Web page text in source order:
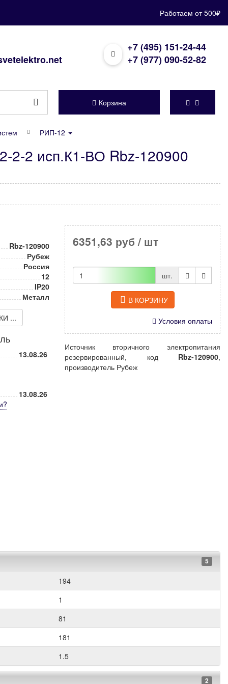
Работаем от 500₽
+7 (495) 151-24-44
+7 (977) 090-52-82
Корзина
РИП-12
2-2 исп.К1-ВО Rbz-120900
Rbz-120900
Рубеж
Россия
12
IP20
Металл
...
13.08.26
13.08.26
?
6351,63 руб / шт
шт.
В КОРЗИНУ
Условия оплаты
Источник вторичного электропитания
резервированный, код Rbz-120900,
производитель Рубеж
5
194
1
81
181
1.5
2